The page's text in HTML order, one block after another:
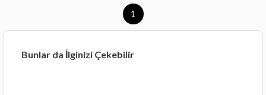
1
Bunlar da İlginizi Çekebilir